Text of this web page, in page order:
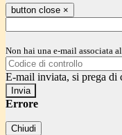
button close ×
Non hai una e-mail associata
E-mail inviata, si prega di
Errore
Chiudi